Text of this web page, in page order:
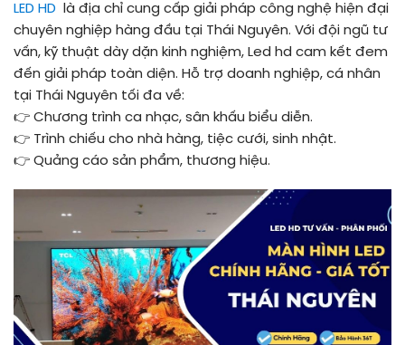
LED HD là địa chỉ cung cấp giải pháp công nghệ hiện đại
chuyên nghiệp hàng đầu tại Thái Nguyên. Với đội ngũ tư
vấn, kỹ thuật dày dặn kinh nghiệm, Led hd cam kết đem
đến giải pháp toàn diện. Hỗ trợ doanh nghiệp, cá nhân
tại Thái Nguyên tối đa về:
👉 Chương trình ca nhạc, sân khấu biểu diễn.
👉 Trình chiếu cho nhà hàng, tiệc cưới, sinh nhật.
👉 Quảng cáo sản phẩm, thương hiệu.